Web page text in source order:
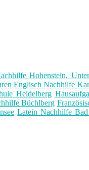
Hohenstein,
Englisch Nachhilfe
Heidelberg
Büchlberg
Latein Nachhilfe